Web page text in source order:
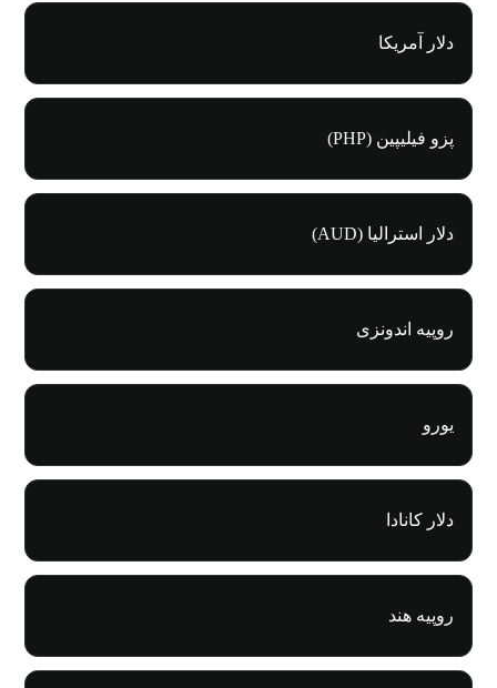
دلار آمریکا
پزو فیلیپین (PHP)
دلار استرالیا (AUD)
روپیه اندونزی
یورو
دلار کانادا
روپیه هند